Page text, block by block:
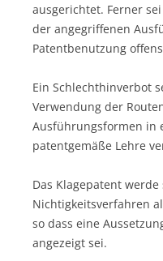
ausgerichtet. Ferner
der angegriffenen
Patentbenutzung
Ein Schlechthinverbot
Verwendung der
Ausführungsformen in
patentgemäße Lehre
Das Klagepatent
Nichtigkeitsverfahren
so dass eine
angezeigt sei.